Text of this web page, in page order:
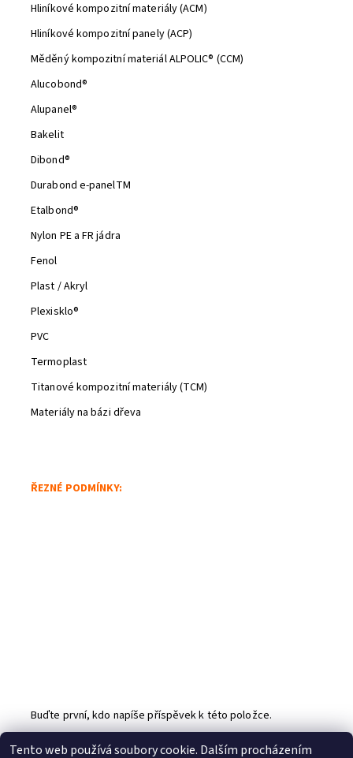
Hliníkové kompozitní materiály (ACM)
Hliníkové kompozitní panely (ACP)
Měděný kompozitní materiál ALPOLIC® (CCM)
Alucobond®
Alupanel®
Bakelit
Dibond®
Durabond e-panelTM
Etalbond®
Nylon PE a FR jádra
Fenol
Plast / Akryl
Plexisklo®
PVC
Termoplast
Titanové kompozitní materiály (TCM)
Materiály na bázi dřeva
ŘEZNÉ PODMÍNKY:
Buďte první, kdo napíše příspěvek k této položce.
Tento web používá soubory cookie. Dalším procházením